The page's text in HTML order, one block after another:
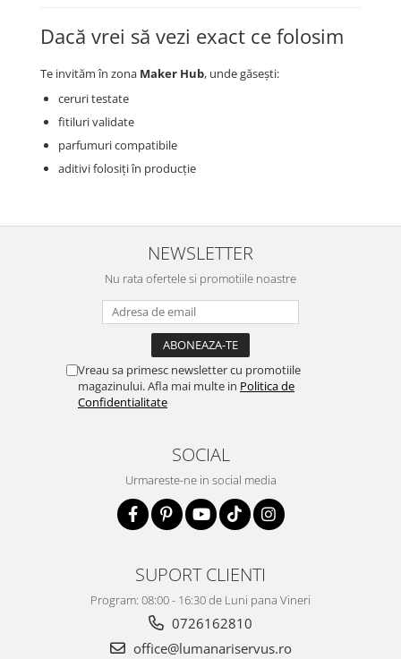
Dacă vrei să vezi exact ce folosim
Te invităm în zona Maker Hub, unde găsești:
ceruri testate
fitiluri validate
parfumuri compatibile
aditivi folosiți în producție
NEWSLETTER
Nu rata ofertele si promotiile noastre
Vreau sa primesc newsletter cu promotiile
magazinului. Afla mai multe in Politica de
Confidentialitate
SOCIAL
Urmareste-ne in social media
SUPORT CLIENTI
Program: 08:00 - 16:30 de Luni pana Vineri
0726162810
office@lumanariservus.ro